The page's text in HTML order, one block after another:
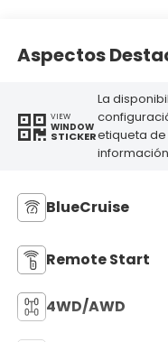
Aspectos
VIEW
WINDOW
STICKER
La
etiqueta
BlueCruise
Remote Start
4WD/AWD